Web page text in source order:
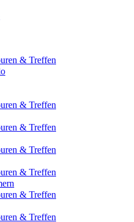
& Treffen
& Treffen
& Treffen
& Treffen
& Treffen
& Treffen
& Treffen